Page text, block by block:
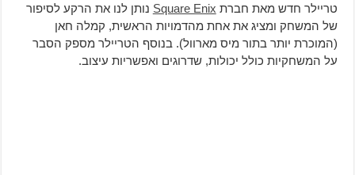
טריילר חדש מאת חברת Square Enixנותן לנו את הרקע לסיפור
של המשחק ומציג את אחת מהדמויות הראשית, קמלה חאן
(המוכרת יותר בתור מיס מארוול). בנוסף הטריילר מספק הסבר
על המשחקיות כולל יכולות, שדרוגים ואפשריות עיצוב.